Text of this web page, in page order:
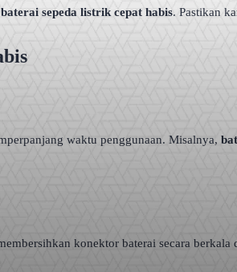
baterai sepeda listrik cepat habis. Pastikan
waktu penggunaan. Misalnya,
konektor baterai secara berkala